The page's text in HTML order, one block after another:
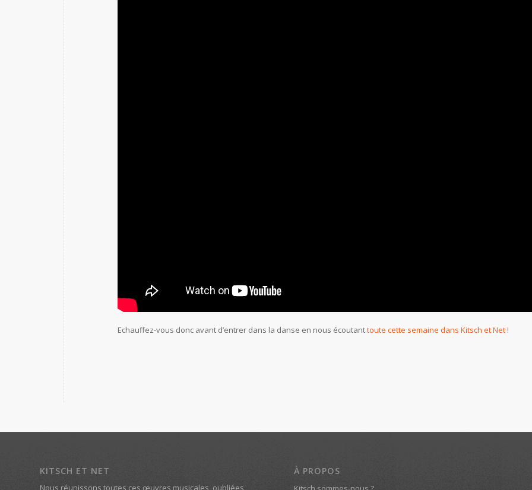
Echauffez-vous donc avant d’entrer dans la danse en nous écoutanttoute cette semaine dans Kitsch et Net !
KITSCH ET NET
Nous réunissons toutes ces œuvres musicales, oubliées
À PROPOS